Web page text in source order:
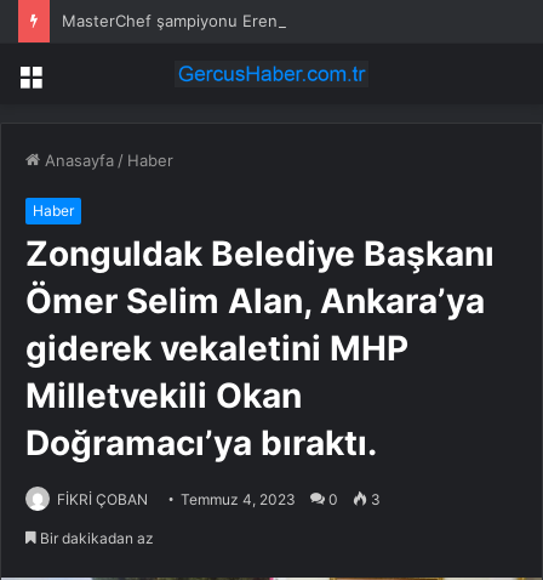
Menü
Anasayfa / Haber
Haber
Zonguldak Belediye Başkanı
Ömer Selim Alan, Ankara’ya
giderek vekaletini MHP
Milletvekili Okan
Doğramacı’ya bıraktı.
FİKRİ ÇOBAN Temmuz 4, 2023 0 3
Bir dakikadan az